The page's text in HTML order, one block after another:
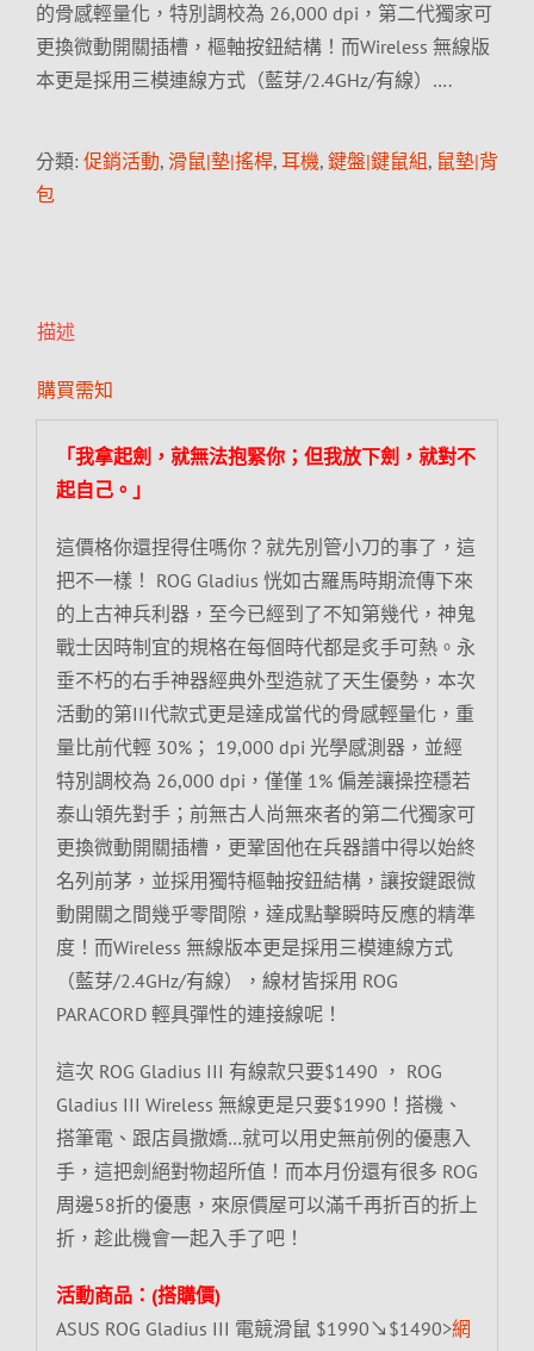
的骨感輕量化，特別調校為 26,000 dpi，第二代獨家可
更換微動開關插槽，樞軸按鈕結構！而Wireless 無線版
本更是採用三模連線方式（藍芽/2.4GHz/有線）….
分類: 促銷活動, 滑鼠|墊|搖桿, 耳機, 鍵盤|鍵鼠組, 鼠墊|背
包
描述
購買需知
「我拿起劍，就無法抱緊你；但我放下劍，就對不
起自己。」
這價格你還捏得住嗎你？就先別管小刀的事了，這
把不一樣！ ROG Gladius 恍如古羅馬時期流傳下來
的上古神兵利器，至今已經到了不知第幾代，神鬼
戰士因時制宜的規格在每個時代都是炙手可熱。永
垂不朽的右手神器經典外型造就了天生優勢，本次
活動的第III代款式更是達成當代的骨感輕量化，重
量比前代輕 30%； 19,000 dpi 光學感測器，並經
特別調校為 26,000 dpi，僅僅 1% 偏差讓操控穩若
泰山領先對手；前無古人尚無來者的第二代獨家可
更換微動開關插槽，更鞏固他在兵器譜中得以始終
名列前茅，並採用獨特樞軸按鈕結構，讓按鍵跟微
動開關之間幾乎零間隙，達成點擊瞬時反應的精準
度！而Wireless 無線版本更是採用三模連線方式
（藍芽/2.4GHz/有線），線材皆採用 ROG
PARACORD 輕具彈性的連接線呢！
這次 ROG Gladius III 有線款只要$1490 ， ROG
Gladius III Wireless 無線更是只要$1990！搭機、
搭筆電、跟店員撒嬌…就可以用史無前例的優惠入
手，這把劍絕對物超所值！而本月份還有很多 ROG
周邊58折的優惠，來原價屋可以滿千再折百的折上
折，趁此機會一起入手了吧！
活動商品：(搭購價)
ASUS ROG Gladius III 電競滑鼠 $1990↘$1490>網